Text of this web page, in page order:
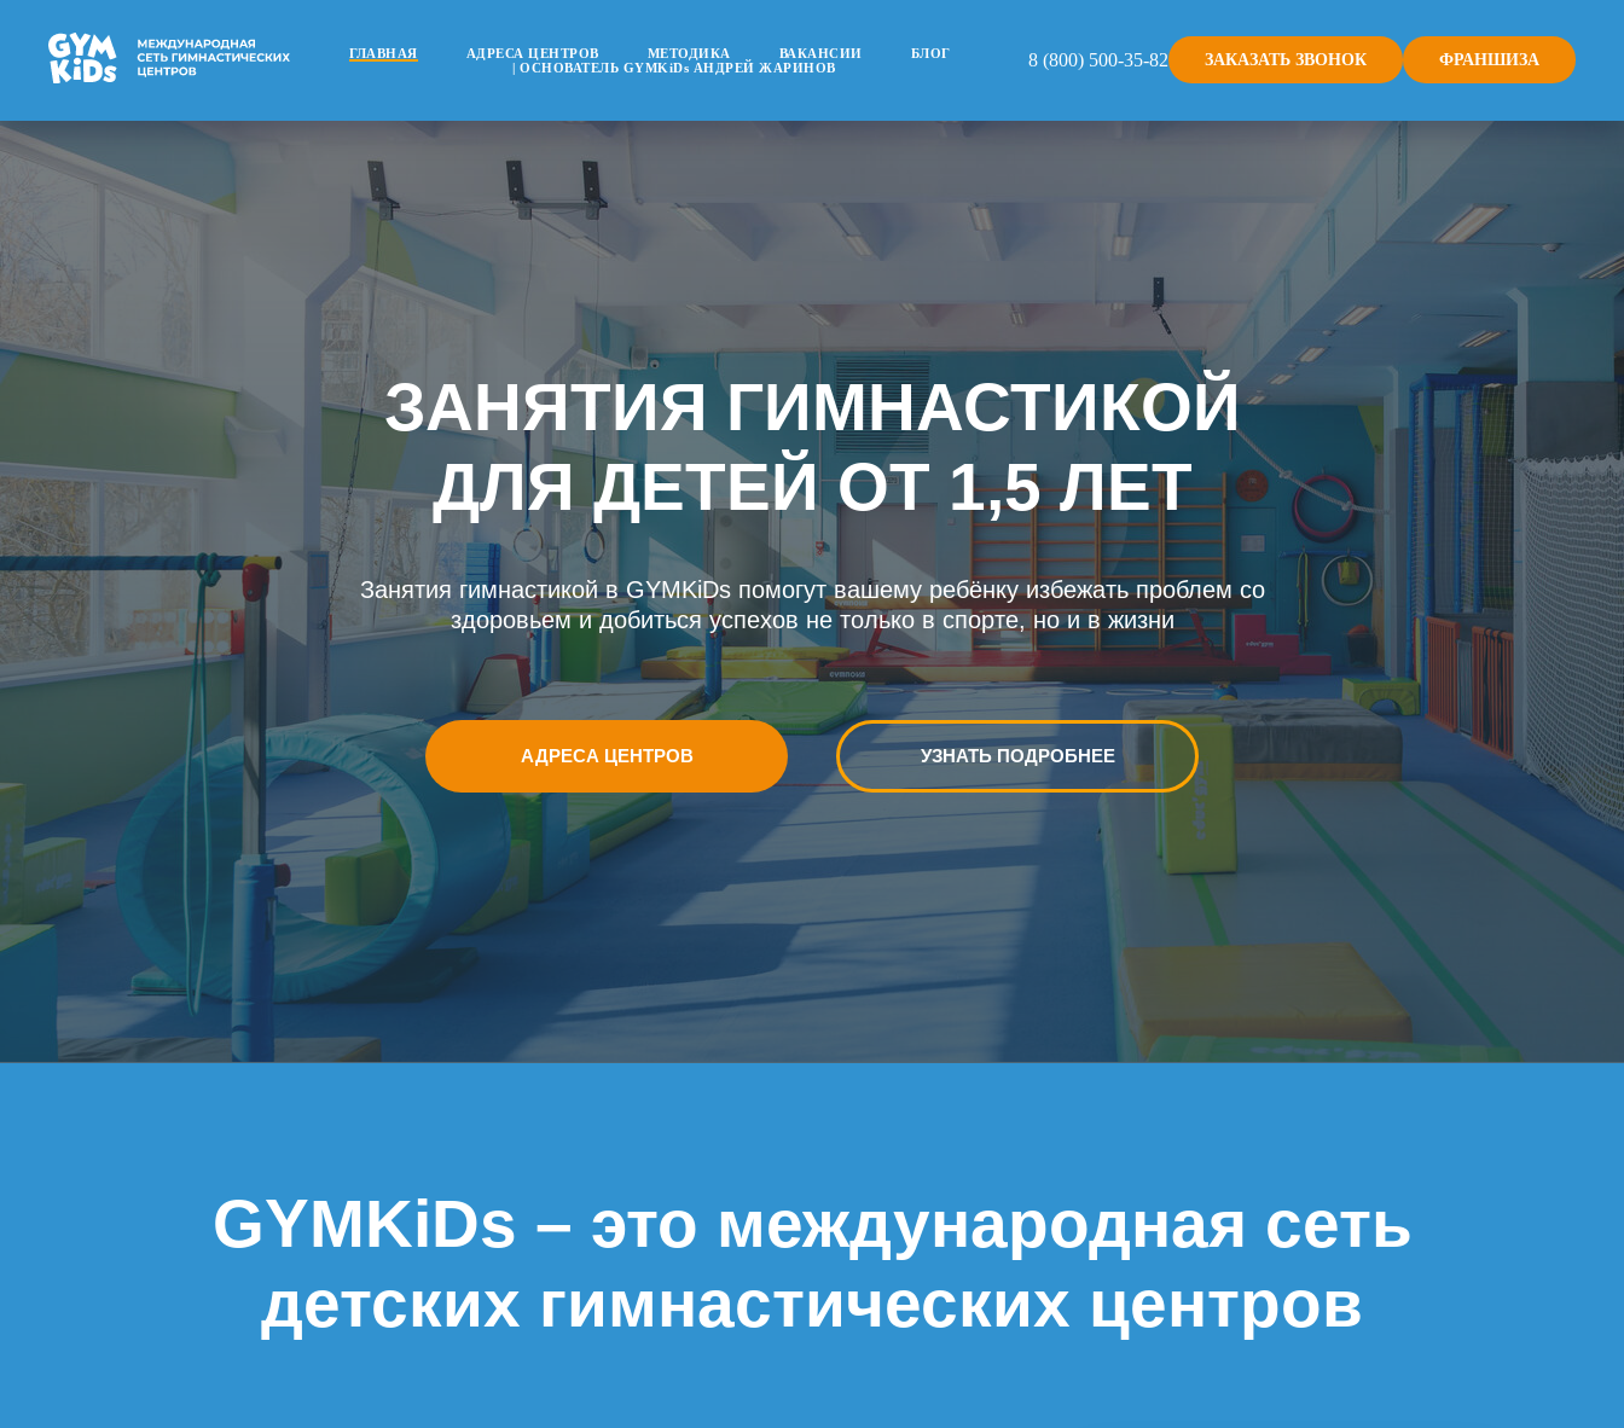
ГЛАВНАЯ АДРЕСА ЦЕНТРОВ МЕТОДИКА ВАКАНСИИ
БЛОГ
| ОСНОВАТЕЛЬ GYMKiDs АНДРЕЙ ЖАРИНОВ
8 (800) 500-35-82 ЗАКАЗАТЬ ЗВОНОК ФРАНШИЗА
ЗАНЯТИЯ ГИМНАСТИКОЙ
ДЛЯ ДЕТЕЙ ОТ 1,5 ЛЕТ
Занятия гимнастикой в GYMKiDs помогут вашему ребёнку избежать проблем со
здоровьем и добиться успехов не только в спорте, но и в жизни
АДРЕСА ЦЕНТРОВ УЗНАТЬ ПОДРОБНЕЕ
GYMKiDs – это международная сеть
детских гимнастических центров